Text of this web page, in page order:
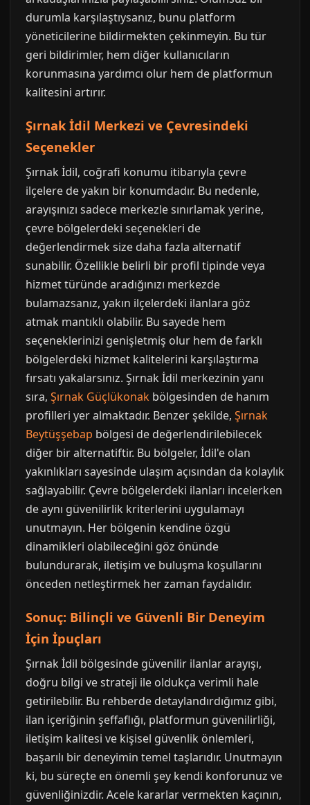
durumla karşılaştıysanız, bunu platform
yöneticilerine bildirmekten çekinmeyin. Bu tür
geri bildirimler, hem diğer kullanıcıların
korunmasına yardımcı olur hem de platformun
kalitesini artırır.
Şırnak İdil Merkezi ve Çevresindeki
Seçenekler
Şırnak İdil, coğrafi konumu itibarıyla çevre
ilçelere de yakın bir konumdadır. Bu nedenle,
arayışınızı sadece merkezle sınırlamak yerine,
çevre bölgelerdeki seçenekleri de
değerlendirmek size daha fazla alternatif
sunabilir. Özellikle belirli bir profil tipinde veya
hizmet türünde aradığınızı merkezde
bulamazsanız, yakın ilçelerdeki ilanlara göz
atmak mantıklı olabilir. Bu sayede hem
seçeneklerinizi genişletmiş olur hem de farklı
bölgelerdeki hizmet kalitelerini karşılaştırma
fırsatı yakalarsınız. Şırnak İdil merkezinin yanı
sıra, Şırnak Güçlükonak bölgesinden de hanım
profilleri yer almaktadır. Benzer şekilde, Şırnak
Beytüşşebap bölgesi de değerlendirilebilecek
diğer bir alternatiftir. Bu bölgeler, İdil'e olan
yakınlıkları sayesinde ulaşım açısından da kolaylık
sağlayabilir. Çevre bölgelerdeki ilanları incelerken
de aynı güvenilirlik kriterlerini uygulamayı
unutmayın. Her bölgenin kendine özgü
dinamikleri olabileceğini göz önünde
bulundurarak, iletişim ve buluşma koşullarını
önceden netleştirmek her zaman faydalıdır.
Sonuç: Bilinçli ve Güvenli Bir Deneyim
İçin İpuçları
Şırnak İdil bölgesinde güvenilir ilanlar arayışı,
doğru bilgi ve strateji ile oldukça verimli hale
getirilebilir. Bu rehberde detaylandırdığımız gibi,
ilan içeriğinin şeffaflığı, platformun güvenilirliği,
iletişim kalitesi ve kişisel güvenlik önlemleri,
başarılı bir deneyimin temel taşlarıdır. Unutmayın
ki, bu süreçte en önemli şey kendi konforunuz ve
güvenliğinizdir. Acele kararlar vermekten kaçının,